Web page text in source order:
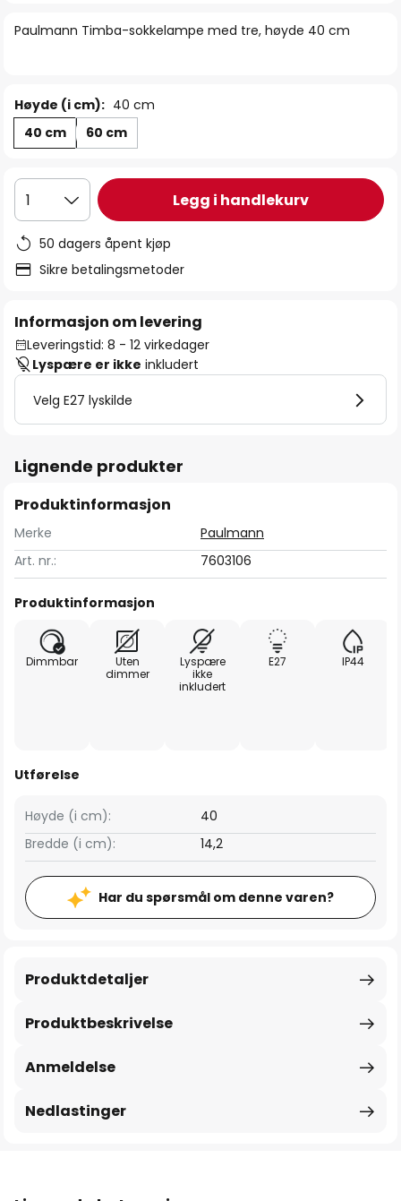
Paulmann Timba-sokkelampe med tre, høyde 40 cm
Høyde (i cm): 40 cm
40 cm
60 cm
1 Legg i handlekurv
50 dagers åpent kjøp
Sikre betalingsmetoder
Informasjon om levering
Leveringstid: 8 - 12 virkedager
Lyspære er ikke inkludert
Velg E27 lyskilde
Lignende produkter
Produktinformasjon
Merke
Paulmann
Art. nr.:
7603106
Produktinformasjon
Dimmbar
Uten
dimmer
Lyspære
ikke
inkludert
E27 IP44
Utførelse
Bredde (i cm): 14,2
Høyde (i cm): 40
Har du spørsmål om denne varen?
Produktbeskrivelse
Produktdetaljer
Anmeldelse
Nedlastinger